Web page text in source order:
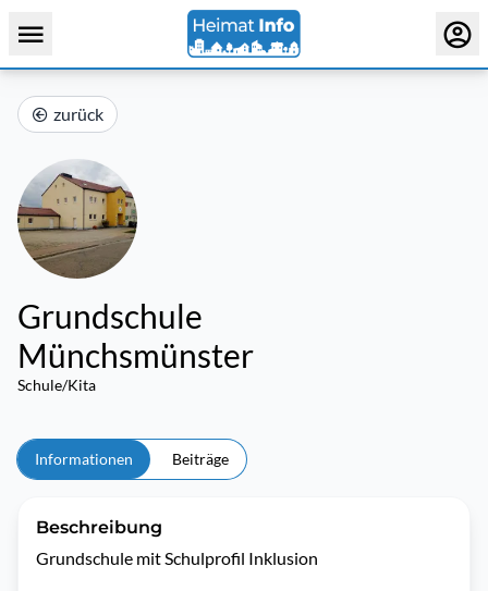
zurück
Grundschule
Münchsmünster
Schule/Kita
Informationen Beiträge
Beschreibung
Grundschule mit Schulprofil Inklusion